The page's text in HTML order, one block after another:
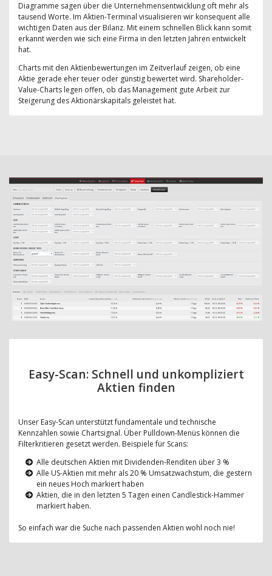
Diagramme sagen über die Unternehmensentwicklung oft mehr als
tausend Worte. Im Aktien-Terminal visualisieren wir konsequent alle
wichtigen Daten aus der Bilanz. Mit einem schnellen Blick kann somit
erkannt werden wie sich eine Firma in den letzten Jahren entwickelt
hat.
Charts mit den Aktienbewertungen im Zeitverlauf zeigen, ob eine
Aktie gerade eher teuer oder günstig bewertet wird. Shareholder-
Value-Charts legen offen, ob das Management gute Arbeit zur
Steigerung des Aktionärskapitals geleistet hat.
Easy-Scan: Schnell und unkompliziert
Aktien finden
Unser Easy-Scan unterstützt fundamentale und technische
Kennzahlen sowie Chartsignal. Über Pulldown-Menüs können die
Filterkritieren gesetzt werden. Beispiele für Scans:
Alle deutschen Aktien mit Dividenden-Renditen über 3 %
Alle US-Aktien mit mehr als 20 % Umsatzwachstum, die gestern
ein neues Hoch markiert haben
Aktien, die in den letzten 5 Tagen einen Candlestick-Hammer
markiert haben.
So einfach war die Suche nach passenden Aktien wohl noch nie!